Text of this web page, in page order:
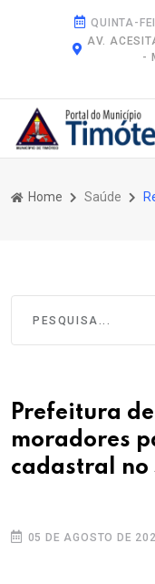
QUINTA-
AV.
-
Home Saúde
Prefeitura
moradores
cadastral no
05 DE AGOSTO DE